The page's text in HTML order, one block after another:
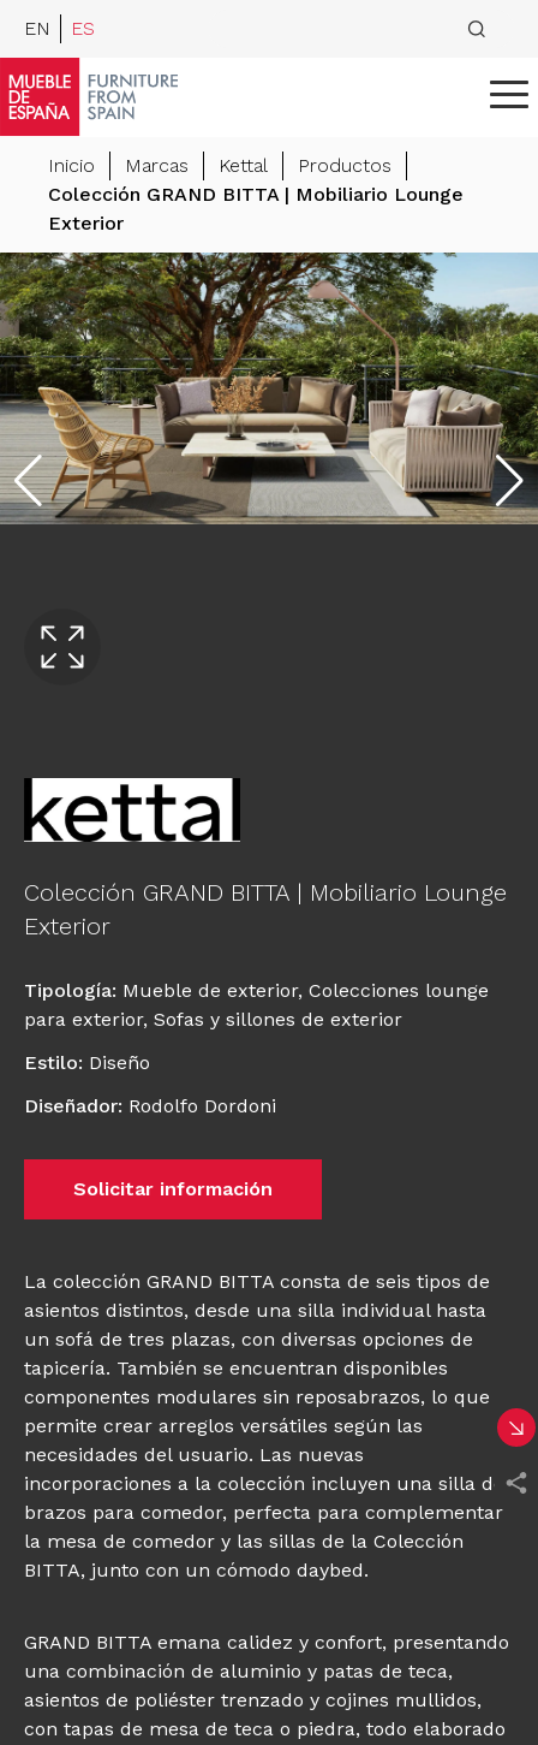
EN ES
Inicio Marcas Kettal
Productos
Colección GRAND BITTA | Mobiliario Lounge
Exterior
Colección GRAND BITTA | Mobiliario Lounge
Exterior
Tipología: Mueble de exterior, Colecciones lounge
para exterior, Sofas y sillones de exterior
Estilo: Diseño
Diseñador: Rodolfo Dordoni
Solicitar información
La colección GRAND BITTA consta de seis tipos de
asientos distintos, desde una silla individual hasta
un sofá de tres plazas, con diversas opciones de
tapicería. También se encuentran disponibles
componentes modulares sin reposabrazos, lo que
permite crear arreglos versátiles según las
necesidades del usuario. Las nuevas
incorporaciones a la colección incluyen una silla de
brazos para comedor, perfecta para complementar
la mesa de comedor y las sillas de la Colección
BITTA, junto con un cómodo daybed.
GRAND BITTA emana calidez y confort, presentando
una combinación de aluminio y patas de teca,
asientos de poliéster trenzado y cojines mullidos,
con tapas de mesa de teca o piedra, todo elaborado